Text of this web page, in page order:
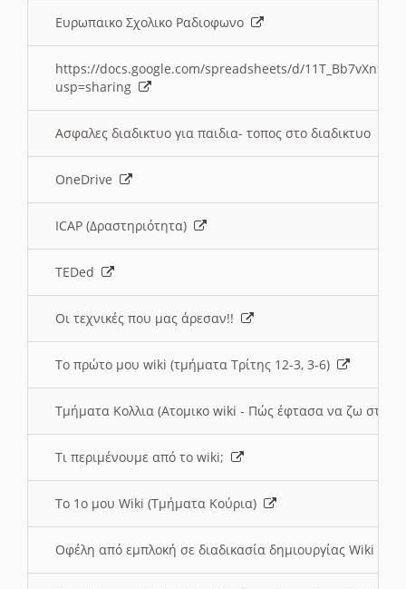
Ευρωπαικο Σχολικο Ραδιοφωνο
https://docs.google.com/spreadsheets/d/
usp=sharing
Ασφαλες διαδικτυο για παιδια- τοπος στο διαδικτυο
OneDrive
ICAP (Δραστηριότητα)
TEDed
Οι τεχνικές που μας άρεσαν!!
Το πρώτο μου wiki (τμήματα Τρίτης 12-3, 3-6)
Τμήματα Κολλια (Ατομικο wiki - Πώς έφτασα να ζω στην
Τι περιμένουμε από το wiki;
Το 1ο μου Wiki (Τμήματα Κούρια)
Οφέλη από εμπλοκή σε διαδικασία δημιουργίας Wiki